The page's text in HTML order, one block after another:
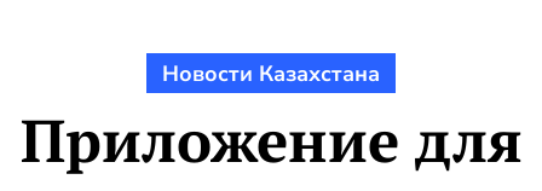
Новости Казахстана
Приложение для